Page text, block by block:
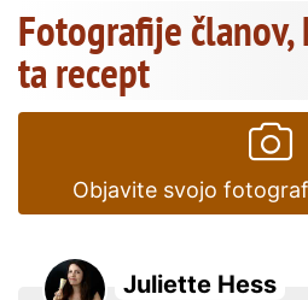
Fotografije
ta recept
Objavite svojo
Juliette Hess